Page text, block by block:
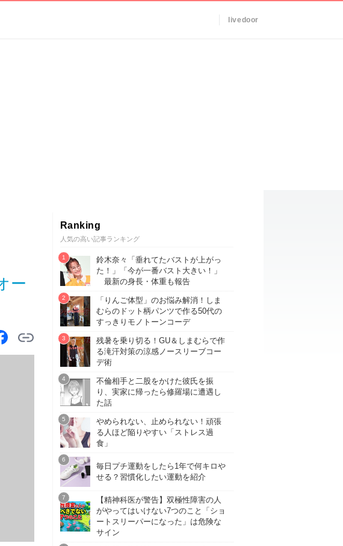
livedoor
ー
Ranking
人気の高い記事ランキング
鈴木奈々「垂れてたバストが上がっ
た！」「今が一番バスト大きい！」
最新の身長・体重も報告
「りんご体型」のお悩み解消！しま
むらのドット柄パンツで作る50代の
すっきりモノトーンコーデ
残暑を乗り切る！GU＆しまむらで作
る滝汗対策の涼感ノースリーブコー
デ術
不倫相手と二股をかけた彼氏を振
り、実家に帰ったら修羅場に遭遇し
た話
やめられない、止められない！頑張
る人ほど陥りやすい「ストレス過
食」
毎日プチ運動をしたら1年で何キロや
せる？習慣化したい運動を紹介
【精神科医が警告】双極性障害の人
がやってはいけない7つのこと「ショ
ートスリーパーになった」は危険な
サイン